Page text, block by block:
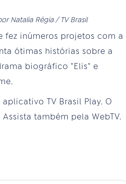
Natalia Régia / TV Brasil
fez inúmeros projetos com a
ótimas histórias sobre a
biográfico "Elis" e
TV Brasil Play. O
também pela WebTV.